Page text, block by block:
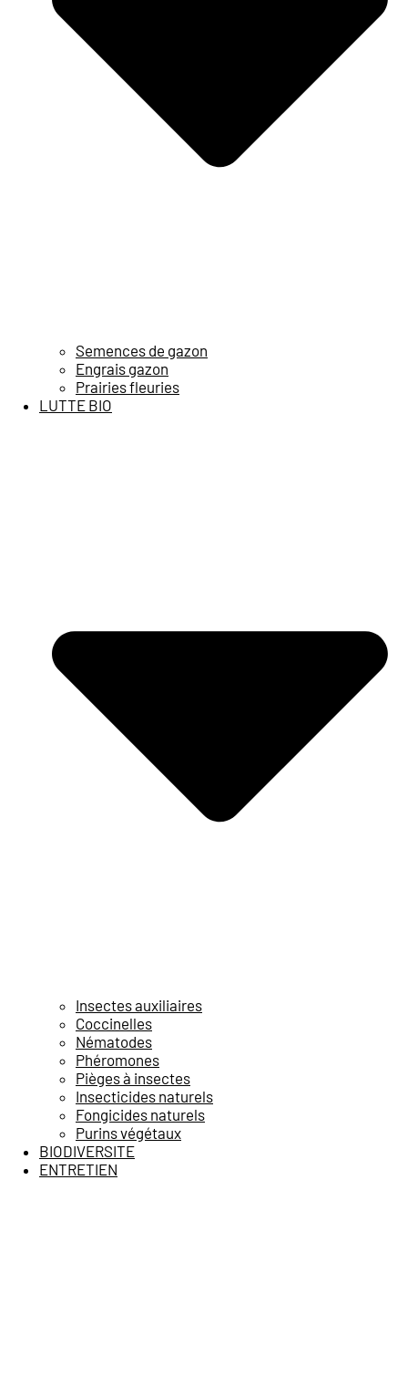
Semences de gazon
Engrais gazon
Prairies fleuries
LUTTE BIO
Insectes auxiliaires
Coccinelles
Nématodes
Phéromones
Pièges à insectes
Insecticides naturels
Fongicides naturels
Purins végétaux
BIODIVERSITE
ENTRETIEN